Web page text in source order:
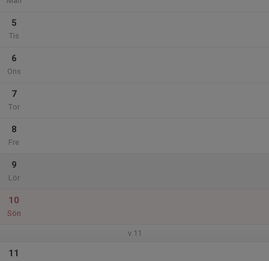
5
Tis
6
Ons
7
Tor
8
Fre
9
Lör
10
Sön
v.11
11